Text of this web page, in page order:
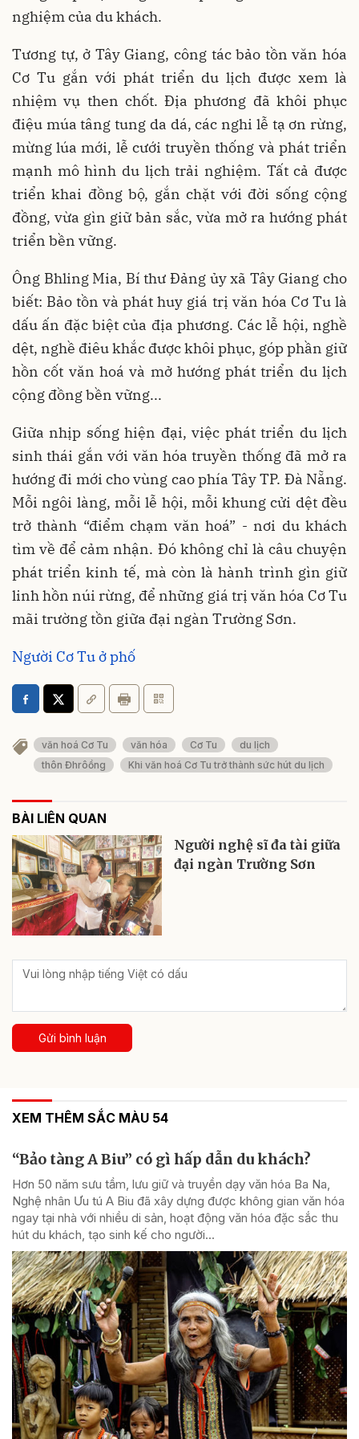
nghiệm của du khách.
Tương tự, ở Tây Giang, công tác bảo tồn văn hóa
Cơ Tu gắn với phát triển du lịch được xem là
nhiệm vụ then chốt. Địa phương đã khôi phục
điệu múa tâng tung da dá, các nghi lễ tạ ơn rừng,
mừng lúa mới, lễ cưới truyền thống và phát triển
mạnh mô hình du lịch trải nghiệm. Tất cả được
triển khai đồng bộ, gắn chặt với đời sống cộng
đồng, vừa gìn giữ bản sắc, vừa mở ra hướng phát
triển bền vững.
Ông Bhling Mia, Bí thư Đảng ủy xã Tây Giang cho
biết: Bảo tồn và phát huy giá trị văn hóa Cơ Tu là
dấu ấn đặc biệt của địa phương. Các lễ hội, nghề
dệt, nghề điêu khắc được khôi phục, góp phần giữ
hồn cốt văn hoá và mở hướng phát triển du lịch
cộng đồng bền vững...
Giữa nhịp sống hiện đại, việc phát triển du lịch
sinh thái gắn với văn hóa truyền thống đã mở ra
hướng đi mới cho vùng cao phía Tây TP. Đà Nẵng.
Mỗi ngôi làng, mỗi lễ hội, mỗi khung cửi dệt đều
trở thành “điểm chạm văn hoá” - nơi du khách
tìm về để cảm nhận. Đó không chỉ là câu chuyện
phát triển kinh tế, mà còn là hành trình gìn giữ
linh hồn núi rừng, để những giá trị văn hóa Cơ Tu
mãi trường tồn giữa đại ngàn Trường Sơn.
Người Cơ Tu ở phố
văn hoá Cơ Tu văn hóa Cơ Tu
du lịch
thôn Đhrôồng
Khi văn hoá Cơ Tu trở thành sức hút du lịch
BÀI LIÊN QUAN
Người nghệ sĩ đa tài giữa
đại ngàn Trường Sơn
Gửi bình luận
XEM THÊM SẮC MÀU 54
“Bảo tàng A Biu” có gì hấp dẫn du khách?
Hơn 50 năm sưu tầm, lưu giữ và truyền dạy văn hóa Ba Na,
Nghệ nhân Ưu tú A Biu đã xây dựng được không gian văn hóa
ngay tại nhà với nhiều di sản, hoạt động văn hóa đặc sắc thu
hút du khách, tạo sinh kế cho người...